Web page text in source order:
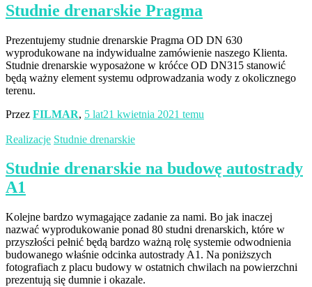
Studnie drenarskie Pragma
Prezentujemy studnie drenarskie Pragma OD DN 630
wyprodukowane na indywidualne zamówienie naszego Klienta.
Studnie drenarskie wyposażone w króćce OD DN315 stanowić
będą ważny element systemu odprowadzania wody z okolicznego
terenu.
Przez FILMAR, 5 lat21 kwietnia 2021 temu
Realizacje Studnie drenarskie
Studnie drenarskie na budowę autostrady
A1
Kolejne bardzo wymagające zadanie za nami. Bo jak inaczej
nazwać wyprodukowanie ponad 80 studni drenarskich, które w
przyszłości pełnić będą bardzo ważną rolę systemie odwodnienia
budowanego właśnie odcinka autostrady A1. Na poniższych
fotografiach z placu budowy w ostatnich chwilach na powierzchni
prezentują się dumnie i okazale.